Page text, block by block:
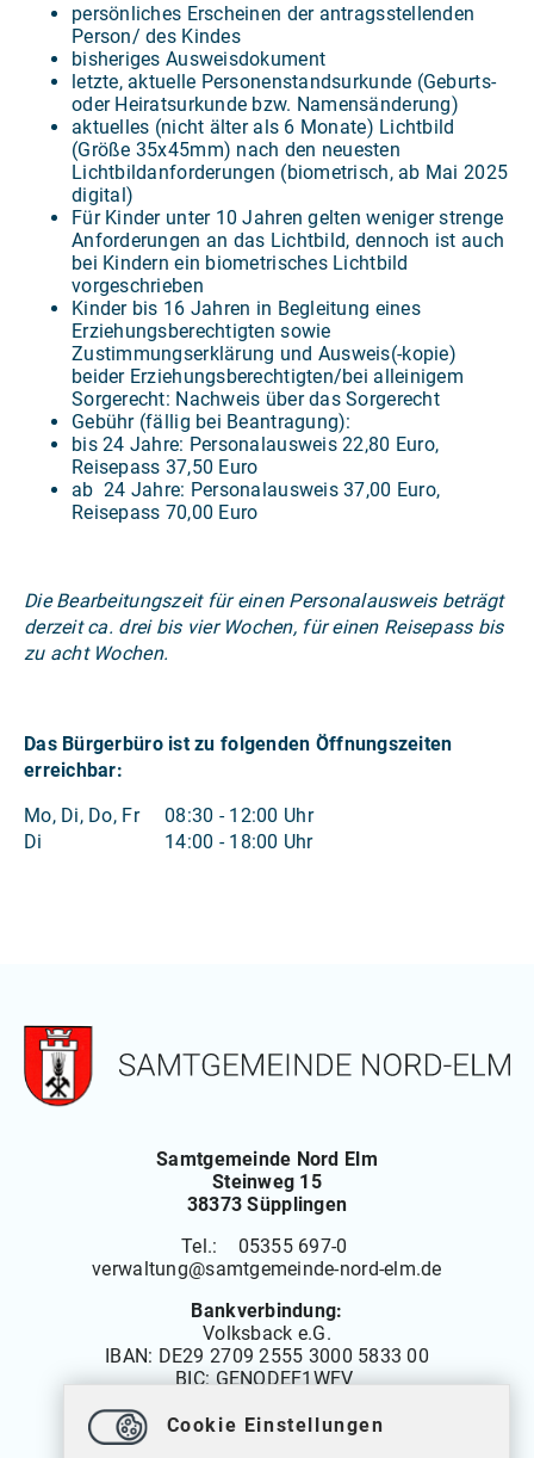
persönliches Erscheinen der antragsstellenden
Person/ des Kindes
bisheriges Ausweisdokument
letzte, aktuelle Personenstandsurkunde (Geburts-
oder Heiratsurkunde bzw. Namensänderung)
aktuelles (nicht älter als 6 Monate) Lichtbild
(Größe 35x45mm) nach den neuesten
Lichtbildanforderungen (biometrisch, ab Mai 2025
digital)
Für Kinder unter 10 Jahren gelten weniger strenge
Anforderungen an das Lichtbild, dennoch ist auch
bei Kindern ein biometrisches Lichtbild
vorgeschrieben
Kinder bis 16 Jahren in Begleitung eines
Erziehungsberechtigten sowie
Zustimmungserklärung und Ausweis(-kopie)
beider Erziehungsberechtigten/bei alleinigem
Sorgerecht: Nachweis über das Sorgerecht
Gebühr (fällig bei Beantragung):
bis 24 Jahre: Personalausweis 22,80 Euro,
Reisepass 37,50 Euro
ab 24 Jahre: Personalausweis 37,00 Euro,
Reisepass 70,00 Euro
Die Bearbeitungszeit für einen Personalausweis beträgt
derzeit ca. drei bis vier Wochen, für einen Reisepass bis
zu acht Wochen.
Das Bürgerbüro ist zu folgenden Öffnungszeiten
erreichbar:
Mo, Di, Do, Fr 08:30 - 12:00 Uhr
Di 14:00 - 18:00 Uhr
Samtgemeinde Nord Elm
Steinweg 15
38373 Süpplingen
Tel.: 05355 697-0
verwaltung@samtgemeinde-nord-elm.de
Bankverbindung:
Volksback e.G.
IBAN: DE29 2709 2555 3000 5833 00
BIC: GENODEF1WFV
Cookie Einstellungen